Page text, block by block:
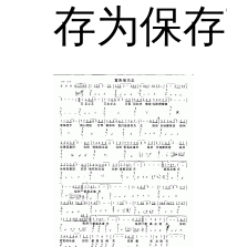
存为保